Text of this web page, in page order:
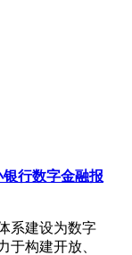
银行数字金融报
系建设为数字
于构建开放、